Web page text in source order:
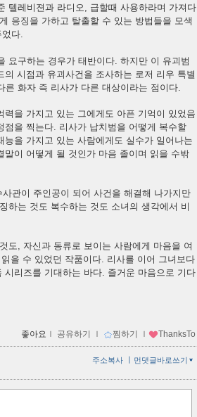
텔레비젼과 라디오, 급할때 사용하라며 가져다
응징을 가하고 탈출할 수 있는 방법들을 모색
다.
요구하는 경우가 태반이다. 하지만 이 유괴범
시점과 유괴사건을 조사하는 로저 리우 특별
른 화자 즉 리사가 다른 대상이라는 점이다.
을 가지고 있는 그에게도 아픈 기억이 있었음
을 찍는다. 리사가 납치범을 어떻게 복수할
을 가지고 있는 사람에게도 실수가 일어나는
이 어떻게 될 것인가 마음 졸이며 읽을 수밖
관이 주인공이 되어 사건을 해결해 나가지만
하는 것도 복수하는 것도 소녀의 생각에서 비
도, 자신과 동류로 보이는 사람에게 마음을 여
을 수 있었던 작품이다. 리사를 이어 그녀보다
리즈를 기대하는 바다. 즐거운 마음으로 기다
좋아요 ｌ 공유하기 ｌ 찜하기 ｌ ThanksTo
먼댓글바로쓰기
주소복사